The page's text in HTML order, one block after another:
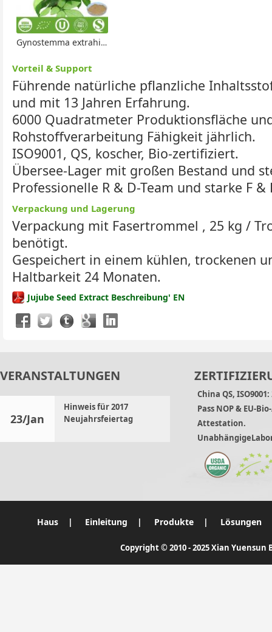
Gynostemma extrahieren
Vorteil & Support
Führende natürliche pflanzliche
und mit 13 Jahren Erfahrung.
6000 Quadratmeter Produktionsfläche
Rohstoffverarbeitung Fähigkeit jährlich.
ISO9001, QS, koscher, Bio-zertifiziert.
Übersee-Lager mit großen Bestand und
Professionelle R & D-Team und starke F &
Verpackung und Lagerung
Verpackung mit Fasertrommel , 25 kg /
benötigt.
Gespeichert in einem kühlen, trockenen
Haltbarkeit 24 Monaten.
Jujube Seed Extract Beschreibung' EN
VERANSTALTUNGEN
23/Jan
Hinweis für 2017
Neujahrsfeiertag
China QS,
Pass NOP & EU-
Attestation.
Haus | Einleitung | Produkte | Lösungen
Copyright © 2010 - 2025 Xian